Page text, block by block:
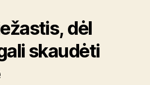
dėl
skaudėti